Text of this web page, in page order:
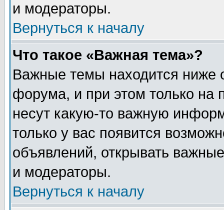
и модераторы.
Вернуться к началу
Что такое «Важная тема»?
Важные темы находится ниже
форума, и при этом только на
несут какую-то важную
только у вас появится
объявлений, открывать
и модераторы.
Вернуться к началу